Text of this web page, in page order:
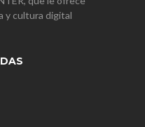
y cultura digital